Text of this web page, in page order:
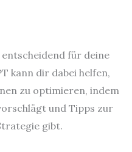
für deine
kann dir dabei helfen,
zu optimieren, indem
und Tipps zur
gibt.